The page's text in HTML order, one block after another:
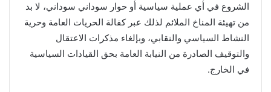
الشروع في أي عملية سياسية أو حوار سوداني سوداني، لا بد
من تهيئة المناخ الملائم لذلك عبر كفالة الحريات العامة وحرية
النشاط السياسي والنقابي، وبإلغاء مذكرات الاعتقال
والتوقيف الصادرة من النيابة العامة بحق القيادات السياسية
في الخارج.